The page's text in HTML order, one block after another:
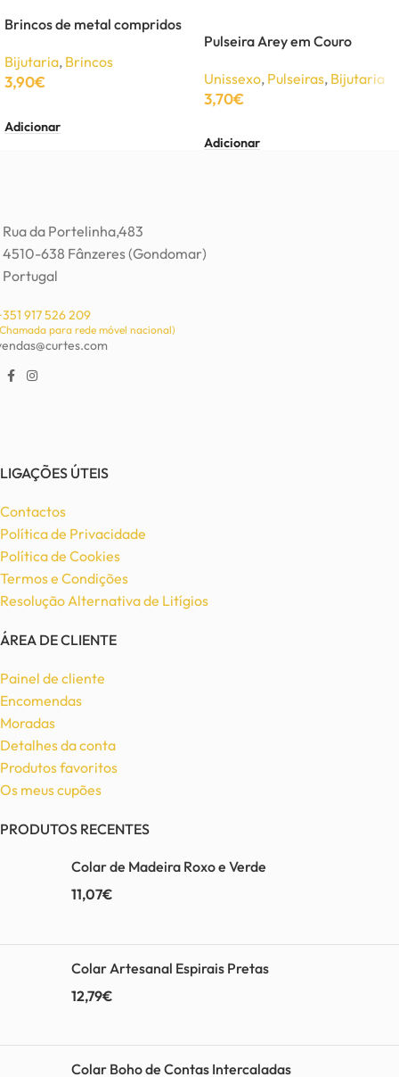
Brincos de metal compridos
Bijutaria, Brincos
3,90€
Adicionar
Pulseira Arey em Couro
Unissexo, Pulseiras, Bijutaria
3,70€
Adicionar
Rua da Portelinha,483
4510-638 Fânzeres (Gondomar)
Portugal
917 526 209
para rede móvel nacional)
LIGAÇÕES ÚTEIS
Contactos
Política de Privacidade
Política de Cookies
Termos e Condições
Resolução Alternativa de Litígios
ÁREA DE CLIENTE
Painel de cliente
Encomendas
Moradas
Detalhes da conta
Produtos favoritos
Os meus cupões
PRODUTOS RECENTES
Colar de Madeira Roxo e Verde
11,07€
Colar Artesanal Espirais Pretas
12,79€
Colar Boho de Contas Intercaladas